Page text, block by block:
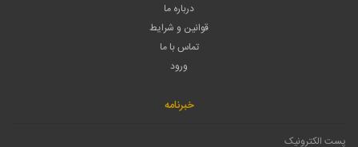
درباره ما
قوانین و شرایط
تماس با ما
ورود
خبرنامه